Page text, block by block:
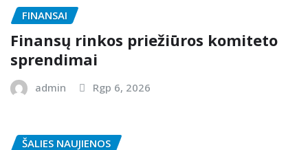
FINANSAI
Finansų rinkos priežiūros komiteto
sprendimai
admin Rgp 6, 2026
ŠALIES NAUJIENOS